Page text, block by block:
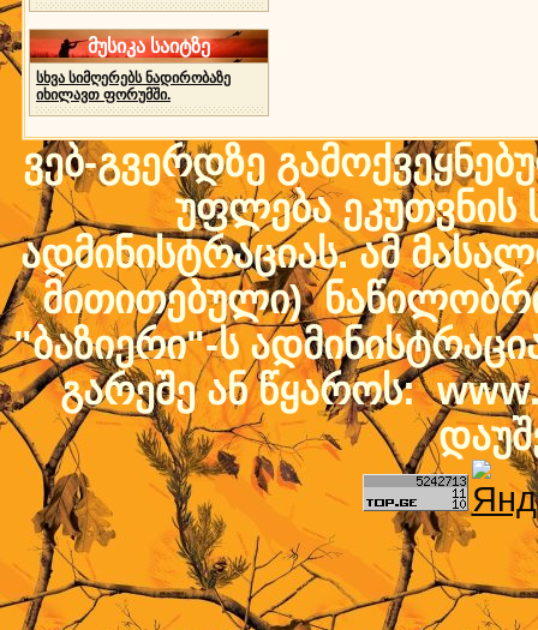
მუსიკა საიტზე
სხვა სიმღერებს ნადირობაზე
იხილავთ ფორუმში.
ვებ-გვერდზე
უფლება ეკუთვნის
ადმინისტრაციას. ამ
მითითებული)
"ბაზიერი"-ს
გარეშე ან წყაროს: